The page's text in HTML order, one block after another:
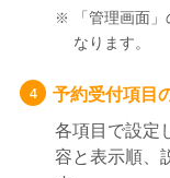
「管理画面
なります。
4
予約受付項目
各項目で設定
容と表示順、